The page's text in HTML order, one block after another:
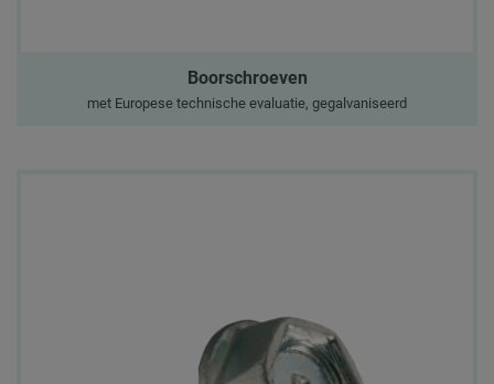
Boorschroeven
met Europese technische evaluatie, gegalvaniseerd